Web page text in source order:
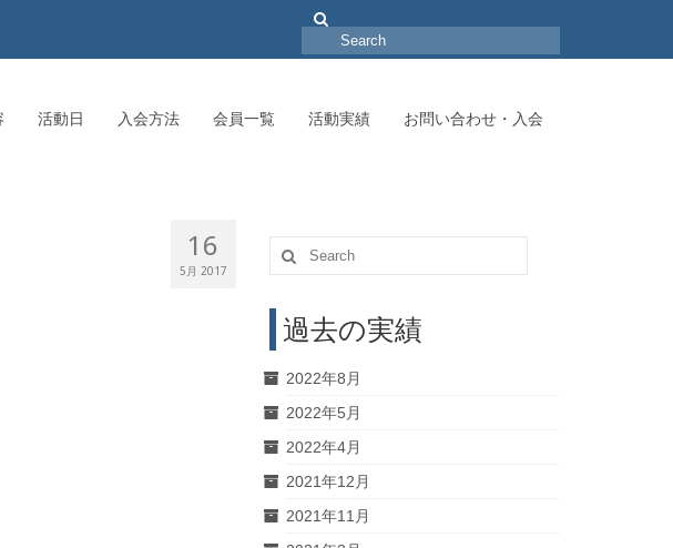
Search
for:
活動日 入会方法 会員一覧 活動実績 お問い合わせ・入会
16
5月 2017
Search
for:
過去の実績
2022年8月
2022年5月
2022年4月
2021年12月
2021年11月